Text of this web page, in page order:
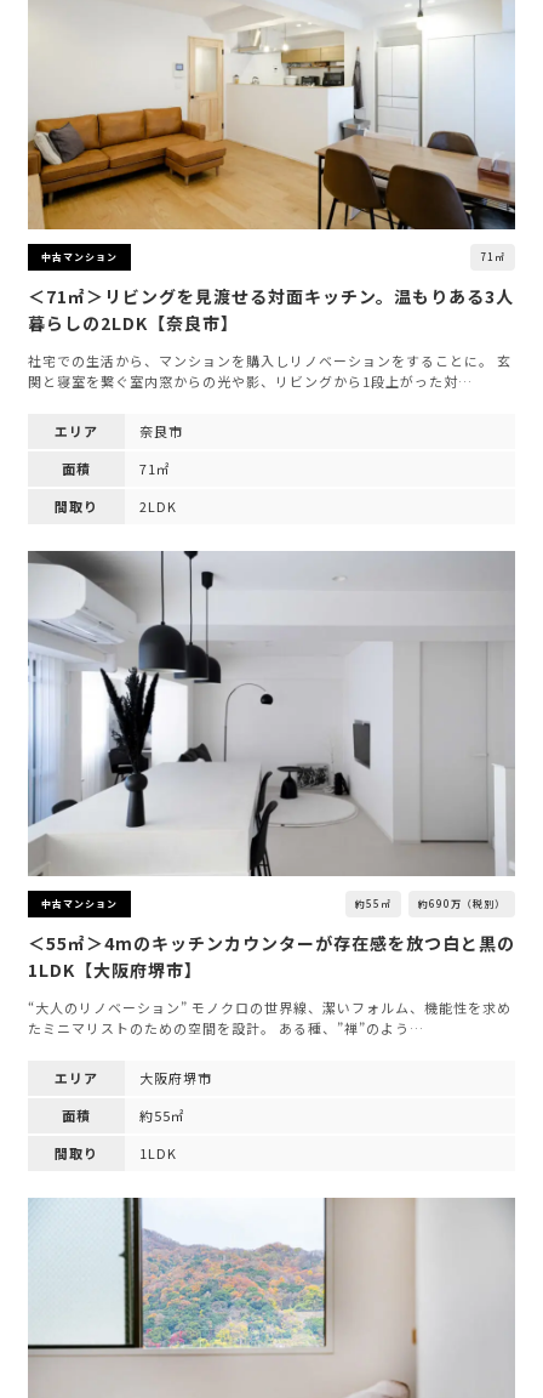
中古マンション 71㎡
＜71㎡＞リビングを見渡せる対面キッチン。温もりある3人
暮らしの2LDK【奈良市】
社宅での生活から、マンションを購入しリノベーションをすることに。 玄
関と寝室を繋ぐ室内窓からの光や影、リビングから1段上がった対…
エリア
奈良市
面積
71㎡
間取り
2LDK
中古マンション 約55㎡ 約690万（税別）
＜55㎡＞4mのキッチンカウンターが存在感を放つ白と黒の
1LDK【大阪府堺市】
“大人のリノベーション” モノクロの世界線、潔いフォルム、機能性を求め
たミニマリストのための空間を設計。 ある種、”禅”のよう…
エリア
大阪府堺市
面積
約55㎡
間取り
1LDK